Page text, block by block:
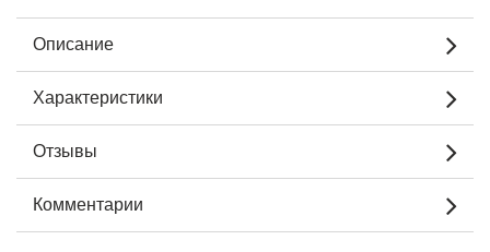
Описание
Характеристики
Отзывы
Комментарии